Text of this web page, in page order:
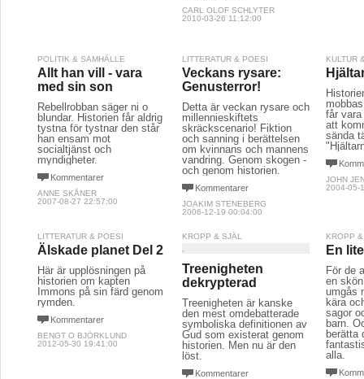
CARL OLOF SCHLYTER
2010-03-26 11:12:00
POLITIK & SAMHÄLLE
Allt han vill - vara
med sin son
Rebellrobban säger ni o
blundar. Historien får aldrig
tystna för tystnar den står
han ensam mot
socialtjänst och
myndigheter.
Kommentarer
ANNE SKÅNER
2007-08-27 22:57:00
LITTERATUR & POESI
Veckans rysare:
Genusterror!
Detta är veckan rysare och
millennieskiftets
skräckscenario! Fiktion
och sanning i berättelsen
om kvinnans och mannens
vandring. Genom skogen -
och genom historien.
Kommentarer
JOAKIM STENEBERG
2006-12-19 00:04:00
KULTUR
får
att
sända
JOHN
2004-05-
LITTERATUR & POESI
Älskade planet Del 2
Här är upplösningen på
historien om kapten
Immons på sin färd genom
rymden.
Kommentarer
BENGT O BJÖRKLUND
2012-05-30 19:41:00
KROPP & SJÄL
Treenigheten
dekrypterad
Treenigheten är kanske
den mest omdebatterade
symboliska definitionen av
Gud som existerat genom
historien. Men nu är den
löst.
Kommentarer
KROPP
En
För de
en
umgås
kära
sagor
barn.
berätta
alla.